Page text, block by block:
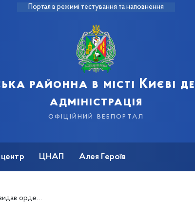
Портал в режимі тестування та наповнення
районна в місті Києві
адміністрація
офіційний вебпортал
ЦНАП Алея Героїв
– звернення Президента України